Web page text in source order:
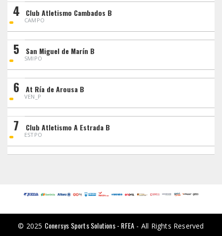
4 Club Atletismo Cambados B
CAMPO
5 San Miguel de Marín B
SMIPO
6 At Ría de Arousa B
VEN_P
7 Club Atletismo A Estrada B
ESTPO
© 2025 Conersys Sports Solutions - RFEA - All Rights Reserved